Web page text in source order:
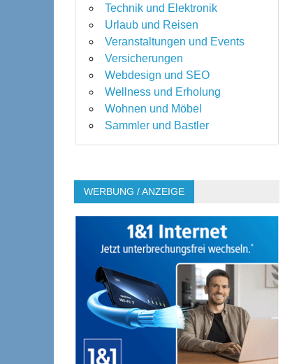
Technik und Elektronik
Urlaub und Reisen
Veranstaltungen und Events
Versicherungen
Webdesign und SEO
Wellness und Erholung
Wohnen und Möbel
Sammler und Bastler
WERBUNG / ANZEIGE